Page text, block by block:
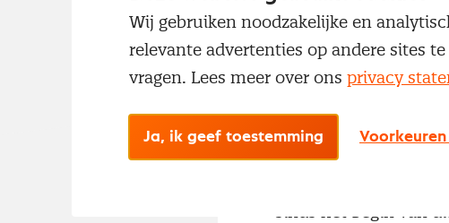
van de vijf PMI-
deelindexen voor de
materialen bereikten
De productie nam in
sinds het begin van
Wij gebruiken noodzakelijke en
relevante advertenties op andere sites
vragen. Lees meer over ons privacy
Ja, ik geef toestemming